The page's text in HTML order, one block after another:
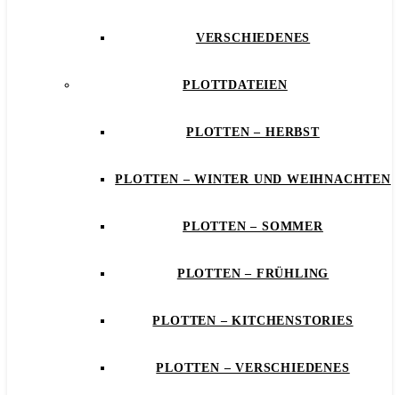
VERSCHIEDENES
PLOTTDATEIEN
PLOTTEN – HERBST
PLOTTEN – WINTER UND WEIHNACHTEN
PLOTTEN – SOMMER
PLOTTEN – FRÜHLING
PLOTTEN – KITCHENSTORIES
PLOTTEN – VERSCHIEDENES